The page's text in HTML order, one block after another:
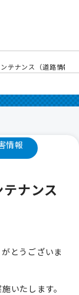
テナンス（道路情報）
情報
テナンス
とうございま
いたします。